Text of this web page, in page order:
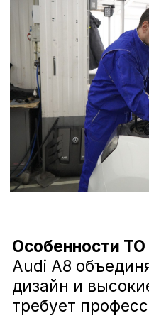
Регулировка
Замена шаровой
Замена
Замена тяги
Замена рулевого
эксплуатации и
автомобиля.
Стоимость ТО Audi A8
Цена технического
Audi A8 зависит от
выполняемых работ и
материалов.
оригинальных деталей
сохранить надежность
производительность
Для уточнения
на ТО обращайтесь к
дилеру Audi в Воронеже.
Audi A8 — это не просто
а отражение вашего
уверенности. Регулярное
техническое